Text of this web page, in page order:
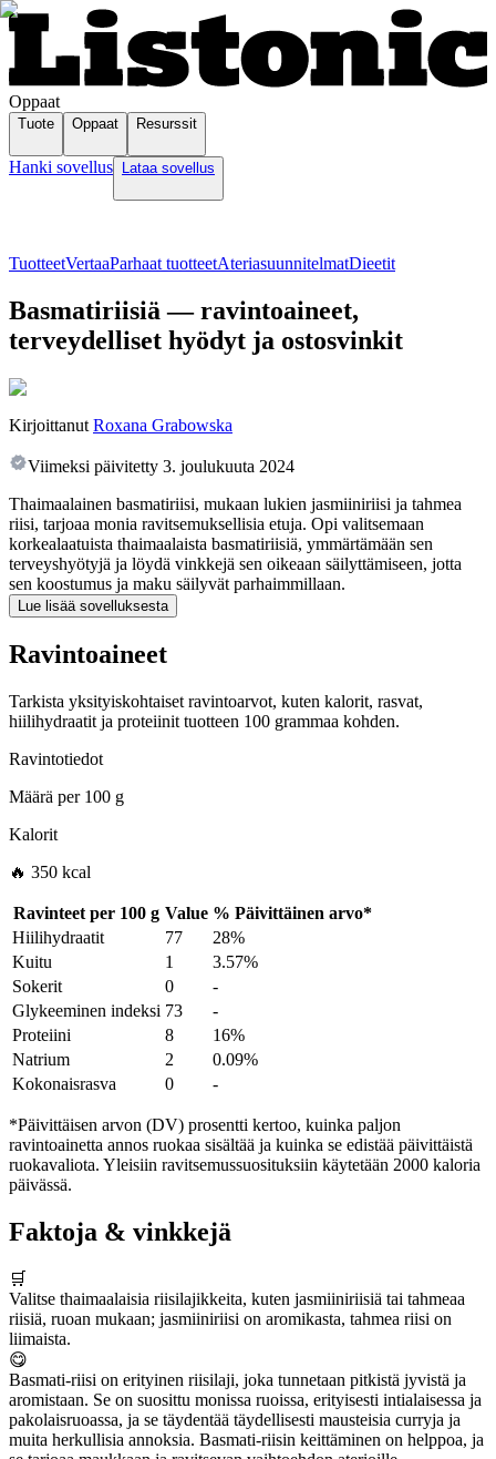
Oppaat
Tuote Oppaat Resurssit
Hanki sovellus Lataa sovellus
TuotteetVertaaParhaat tuotteetAteriasuunnitelmatDieetit
Basmatiriisiä — ravintoaineet,
terveydelliset hyödyt ja ostosvinkit
Kirjoittanut Roxana Grabowska
Viimeksi päivitetty 3. joulukuuta 2024
Thaimaalainen basmatiriisi, mukaan lukien jasmiiniriisi ja tahmea
riisi, tarjoaa monia ravitsemuksellisia etuja. Opi valitsemaan
korkealaatuista thaimaalaista basmatiriisiä, ymmärtämään sen
terveyshyötyjä ja löydä vinkkejä sen oikeaan säilyttämiseen, jotta
sen koostumus ja maku säilyvät parhaimmillaan.
Lue lisää sovelluksesta
Ravintoaineet
Tarkista yksityiskohtaiset ravintoarvot, kuten kalorit, rasvat,
hiilihydraatit ja proteiinit tuotteen 100 grammaa kohden.
Ravintotiedot
Määrä per100 g
Kalorit
🔥 350 kcal
Ravinteet per 100 g Value % Päivittäinen arvo*
Hiilihydraatit
77
28%
Kuitu
1
3.57%
Sokerit
0
-
Glykeeminen indeksi 73
-
Proteiini
8
16%
Natrium
2
0.09%
Kokonaisrasva
0 -
*Päivittäisen arvon (DV) prosentti kertoo, kuinka paljon
ravintoainetta annos ruokaa sisältää ja kuinka se edistää päivittäistä
ruokavaliota. Yleisiin ravitsemussuosituksiin käytetään 2000 kaloria
päivässä.
Faktoja & vinkkejä
🛒
Valitse thaimaalaisia riisilajikkeita, kuten jasmiiniriisiä tai tahmeaa
riisiä, ruoan mukaan; jasmiiniriisi on aromikasta, tahmea riisi on
liimaista.
😋
Basmati-riisi on erityinen riisilaji, joka tunnetaan pitkistä jyvistä ja
aromistaan. Se on suosittu monissa ruoissa, erityisesti intialaisessa ja
pakolaisruoassa, ja se täydentää täydellisesti mausteisia curryja ja
muita herkullisia annoksia. Basmati-riisin keittäminen on helppoa, ja